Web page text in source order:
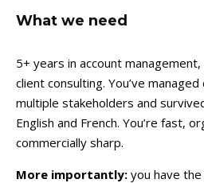
What we need
5+ years in account
client consulting. You’ve
multiple stakeholders and
English and French. You’re fast,
commercially sharp.
More importantly: you have